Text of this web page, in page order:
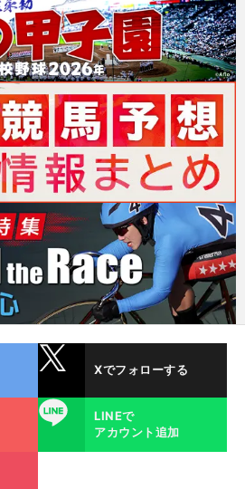
Xでフォローする
LINE
LINEで
アカウント追加